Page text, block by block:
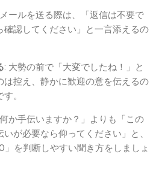
ールを送る際は、「返信は不要で
確認してください」と一言添えるの
: 大勢の前で「大変でしたね！」と
は控え、静かに歓迎の意を伝えるの
。
か手伝いますか？」よりも「この
が必要なら仰ってください」と、
」を判断しやすい聞き方をしましょ